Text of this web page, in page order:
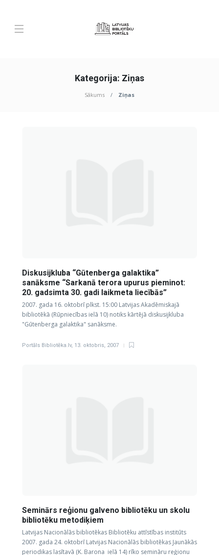
Kategorija: Ziņas
Sākums Ziņas
Diskusijkluba “Gūtenberga galaktika”
sanāksme “Sarkanā terora upurus pieminot:
20. gadsimta 30. gadi laikmeta liecībās”
2007. gada 16. oktobrī plkst. 15:00 Latvijas Akadēmiskajā
bibliotēkā (Rūpniecības ielā 10) notiks kārtējā diskusijkluba
"Gūtenberga galaktika" sanāksme.
Portāls Bibliotēka.lv, 13. oktobris, 2007
Seminārs reģionu galveno bibliotēku un skolu
bibliotēku metodiķiem
Latvijas Nacionālās bibliotēkas Bibliotēku attīstības institūts
2007. gada 24. oktobrī Latvijas Nacionālās bibliotēkas Jaunākās
periodikas lasītavā (K. Barona ielā 14) rīko semināru reģionu